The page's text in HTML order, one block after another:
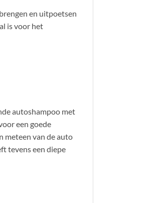
en uitpoetsen
is voor het
autoshampoo met
een goede
meteen van de auto
tevens een diepe